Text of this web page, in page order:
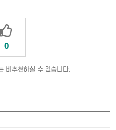
0
비추천하실 수 있습니다.